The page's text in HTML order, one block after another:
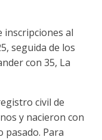
inscripciones al
seguida de los
con 35, La
civil de
y nacieron con
pasado. Para